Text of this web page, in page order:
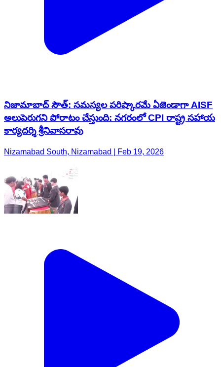
నిజామాబాద్ సౌత్: సమస్యల పరిష్కారమే ఏజెండాగా AISF
అలుపెరుగని పోరాటం చేస్తుంది: నగరంలో CPI రాష్ట్ర సహాయ
కార్యదర్శి శ్రీనివాసరావు
Nizamabad South, Nizamabad | Feb 19, 2026